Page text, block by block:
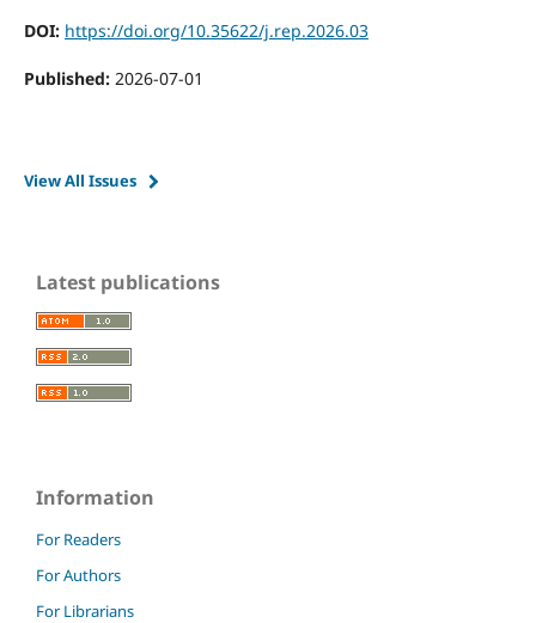
DOI: https://doi.org/10.35622/j.rep.2026.03
Published: 2026-07-01
View All Issues
Latest publications
Information
For Readers
For Authors
For Librarians